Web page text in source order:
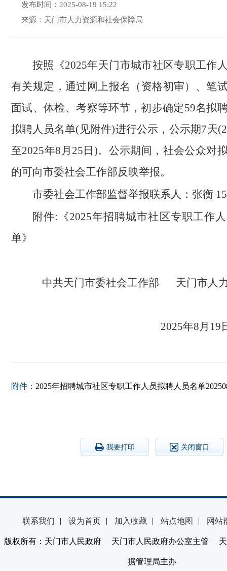
发布时间：2025-08-19 15:22
来源：天门市人力资源和社会保障局
按照《2025年天门市城市社区专职工作
有关规定，通过网上报名（资格初审）、笔
面试、体检、考察等环节，初步确定59名拟
拟聘人员名单(见附件)进行公示，公示期7天
至2025年8月25日)。公示期间，社会公众对
的可向市委社会工作部反映举报。
市委社会工作部监督举报联系人：张衡
附件:《2025年招聘城市社区专职工作
单》
中共天门市委社会工作部 天门市人
2025年8月19
附件： 2025年招聘城市社区专职工作人员拟聘人员名单
我要打印 关闭窗口
联系我们 | 设为首页 | 加入收藏 | 站点地图 | 网站
版权所有：天门市人民政府 天门市人民政府办公室主管 天
据管理局主办